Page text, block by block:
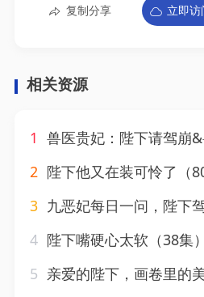
复制分享 立即访
相关资源
1 兽医贵妃：陛下请驾崩&兽医贵妃
2 陛下他又在装可怜了（
3 九恶妃每日一问，陛下驾崩了吗？第三季&九恶妃每
4 陛下嘴硬心太软（38集
5 亲爱的陛下，画卷里的美人逃了！&亲爱的陛